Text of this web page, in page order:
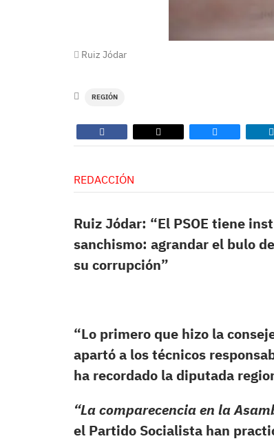
Ruiz Jódar
REGIÓN
REDACCIÓN
Ruiz Jódar: “El PSOE tiene
sanchismo: agrandar el bulo
su corrupción”
“Lo primero que hizo la
apartó a los técnicos
ha recordado la diputada
“La comparecencia en la
el Partido Socialista han